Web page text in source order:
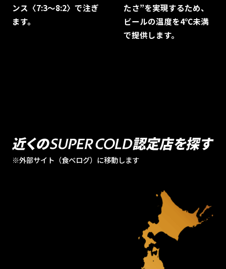
ンス〈7:3～8:2〉で注ぎ
ます。
たさ”を実現するため、
ビールの温度を4℃未満
で提供します。
※外部サイト（食べログ）に移動します